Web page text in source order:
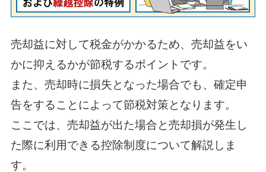
売却益に対して税金がかかるため、売却益をい
かに抑えるかが節税するポイントです。
また、売却時に損失となった場合でも、確定申
告をすることによって節税対策となります。
ここでは、売却益が出た場合と売却損が発生し
た際に利用できる控除制度について解説しま
す。